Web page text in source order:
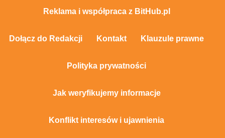
Reklama i współpraca z BitHub.pl
Dołącz do Redakcji Kontakt Klauzule prawne
Polityka prywatności
Jak weryfikujemy informacje
Konflikt interesów i ujawnienia